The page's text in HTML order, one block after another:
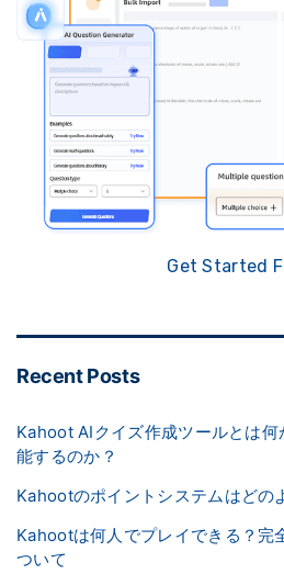
Get Started
Recent Posts
Kahoot AIクイズ作成ツールとは
能するのか？
Kahootのポイントシステムはどの
Kahootは何人でプレイできる？完
ついて